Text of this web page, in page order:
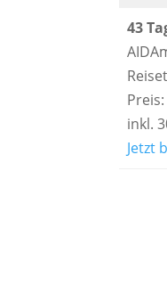
43
inkl.
Jetzt